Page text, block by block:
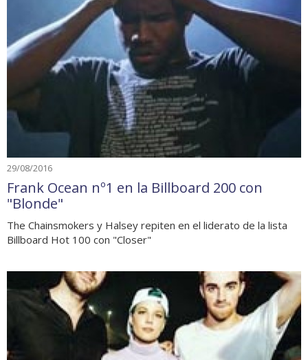
29/08/2016
Frank Ocean nº1 en la Billboard 200 con
"Blonde"
The Chainsmokers y Halsey repiten en el liderato de la lista
Billboard Hot 100 con "Closer"